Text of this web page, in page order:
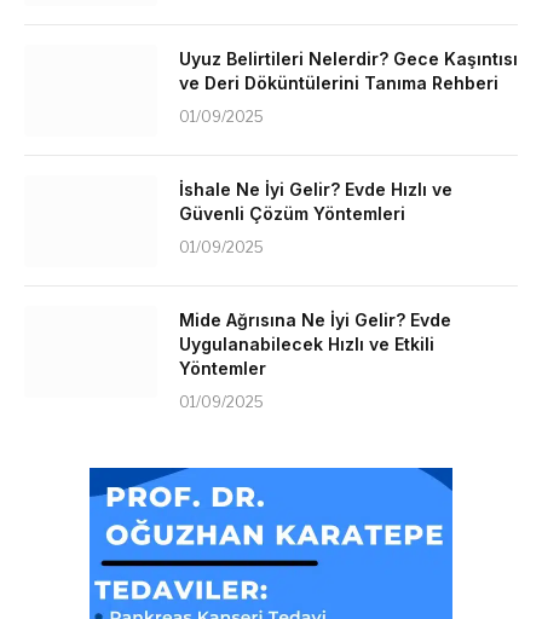
Uyuz Belirtileri Nelerdir? Gece Kaşıntısı
ve Deri Döküntülerini Tanıma Rehberi
01/09/2025
İshale Ne İyi Gelir? Evde Hızlı ve
Güvenli Çözüm Yöntemleri
01/09/2025
Mide Ağrısına Ne İyi Gelir? Evde
Uygulanabilecek Hızlı ve Etkili
Yöntemler
01/09/2025